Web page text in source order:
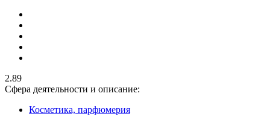
2.89
Сфера деятельности и описание:
Косметика, парфюмерия